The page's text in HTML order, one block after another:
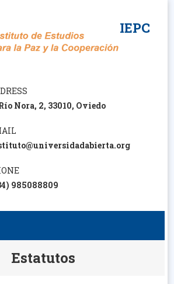
IEPC
Nora, 2, 33010, Oviedo
985088809
Estatutos